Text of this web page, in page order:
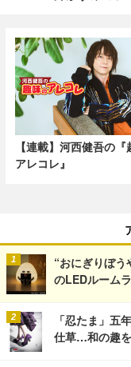
【連載】河西健吾の『
アレコレ』
“おにぎりぼ
のLEDルーム
「忍たま」五
仕草…和の趣